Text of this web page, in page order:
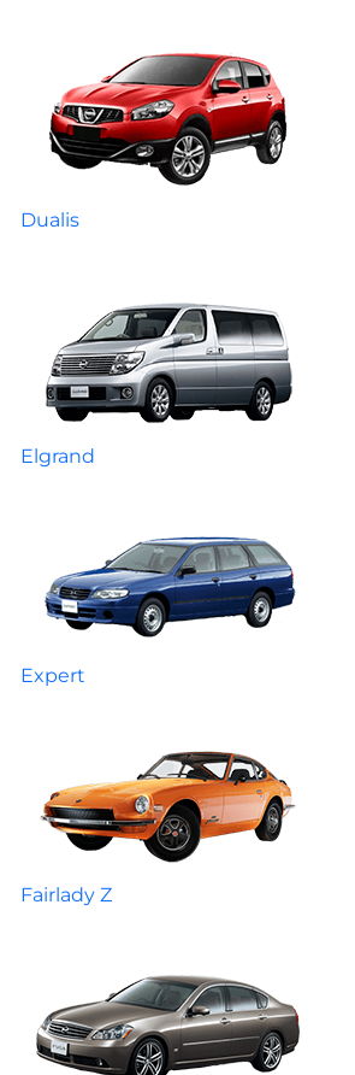
Dualis
Elgrand
Expert
Fairlady Z